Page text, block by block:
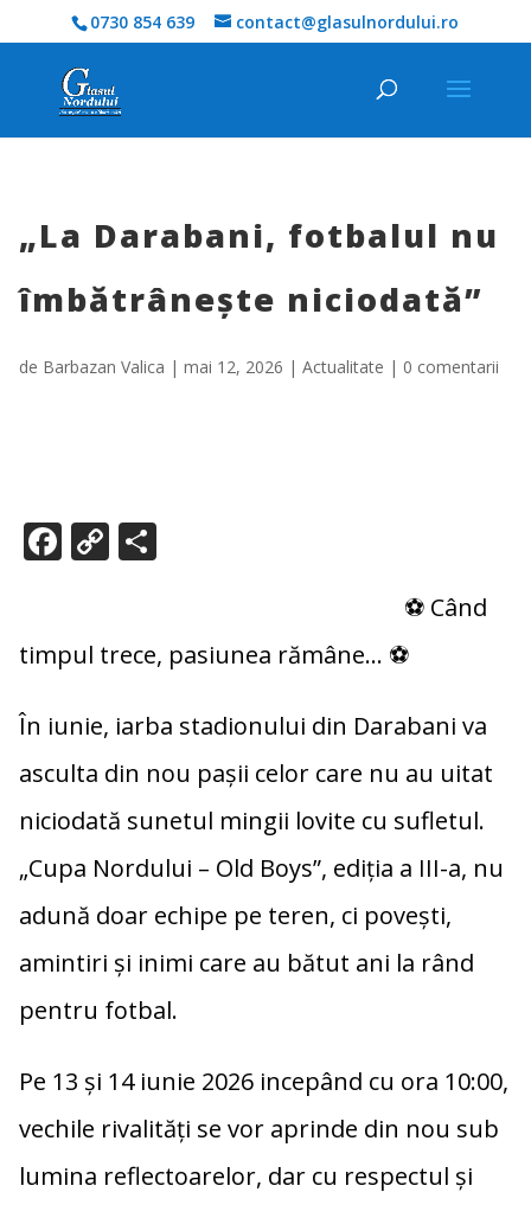
0730 854 639 contact@glasulnordului.ro
„La Darabani, fotbalul nu
îmbătrânește niciodată”
de Barbazan Valica | mai 12, 2026 | Actualitate | 0 comentarii
F
b
o
k
C
y
n
k
P
je
ă
⚽ Când
timpul trece, pasiunea rămâne… ⚽
În iunie, iarba stadionului din Darabani va
asculta din nou pașii celor care nu au uitat
niciodată sunetul mingii lovite cu sufletul.
„Cupa Nordului – Old Boys”, ediția a III-a, nu
adună doar echipe pe teren, ci povești,
amintiri și inimi care au bătut ani la rând
pentru fotbal.
Pe 13 și 14 iunie 2026 incepând cu ora 10:00,
vechile rivalități se vor aprinde din nou sub
lumina reflectoarelor, dar cu respectul și